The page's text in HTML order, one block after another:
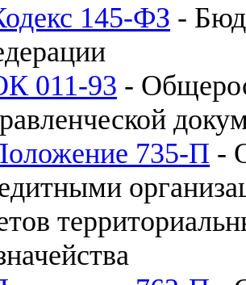
145-ФЗ -
011-93 -
735-П -